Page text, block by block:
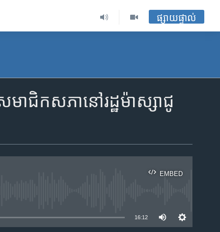
ផ្សាយផ្ទាល់
មាជិក​សភា​នៅ​រដ្ឋ​ម៉ាស្សាជូ
EMBED
16:12